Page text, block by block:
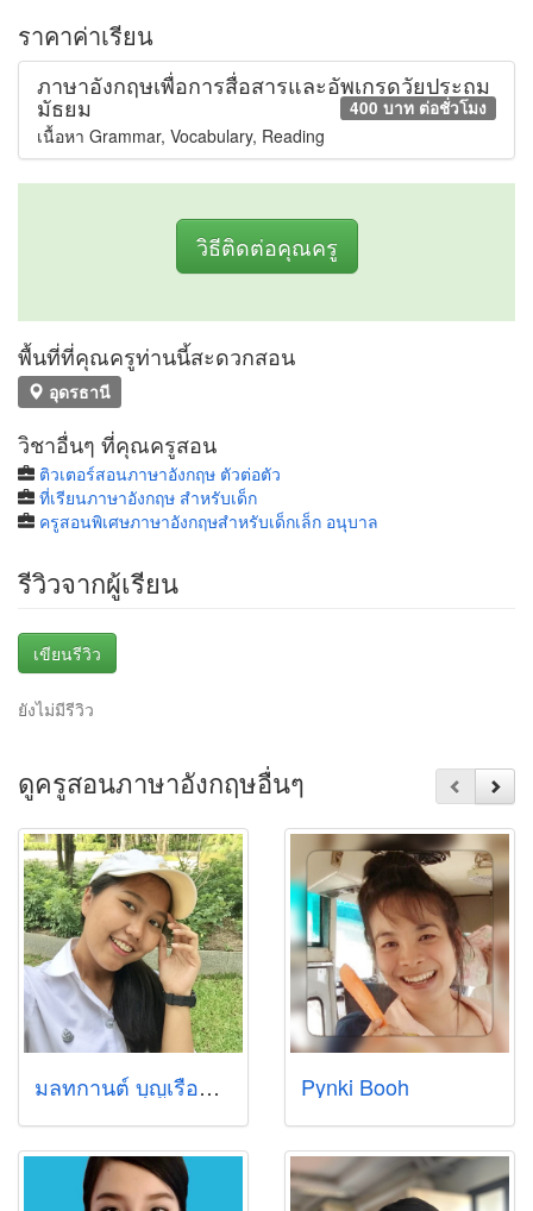
ราคาค่าเรียน
ภาษาอังกฤษเพื่อการสื่อสารและอัพเกรดวัยประถม
มัธยม 400 บาท ต่อชั่วโมง
เนื้อหา Grammar, Vocabulary, Reading
วิธีติดต่อคุณครู
พื้นที่ที่คุณครูท่านนี้สะดวกสอน
อุดรธานี
วิชาอื่นๆ ที่คุณครูสอน
ติวเตอร์สอนภาษาอังกฤษ ตัวต่อตัว
ที่เรียนภาษาอังกฤษ สำหรับเด็ก
ครูสอนพิเศษภาษาอังกฤษสำหรับเด็กเล็ก อนุบาล
รีวิวจากผู้เรียน
เขียนรีวิว
ยังไม่มีรีวิว
ดูครูสอนภาษาอังกฤษอื่นๆ
มลทกานต์ บุญเรือน (ยีนส์) Pynki Booh